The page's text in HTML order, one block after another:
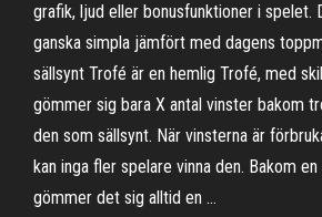
grafik, ljud eller bonusfunktioner i spelet.
ganska simpla jämfört med dagens
sällsynt Trofé är en hemlig Trofé, med
gömmer sig bara X antal vinster bakom
den som sällsynt. När vinsterna är
kan inga fler spelare vinna den. Bakom
gömmer det sig alltid en …